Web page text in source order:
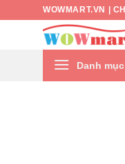
WOWMART.VN |
Danh mục